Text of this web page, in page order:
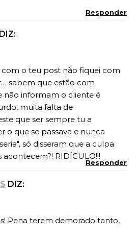
Responder
DIZ:
com o teu post não fiquei com
sabem que estão com
não informam o cliente é
muita falta de
que ser sempre tu a
o que se passava e nunca
só disseram que a culpa
RIDÍCULO!!!
Responder
DIZ:
Pena terem demorado tanto,